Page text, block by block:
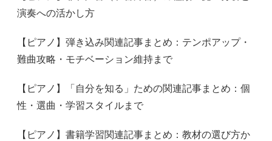
演奏への活かし方
【ピアノ】弾き込み関連記事まとめ：テンポアップ・
難曲攻略・モチベーション維持まで
【ピアノ】「自分を知る」ための関連記事まとめ：個
性・選曲・学習スタイルまで
【ピアノ】書籍学習関連記事まとめ：教材の選び方か